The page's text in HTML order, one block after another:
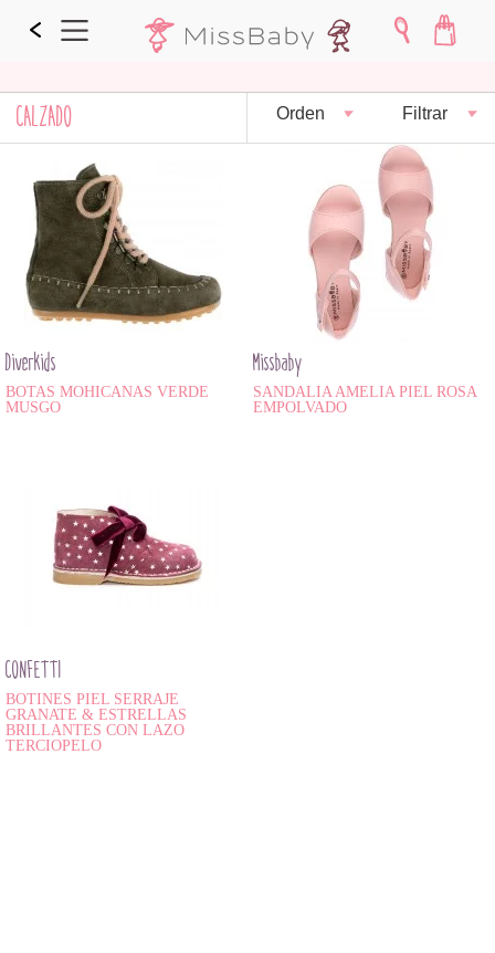
CALZADO Orden Filtrar
Diverkids
BOTAS MOHICANAS VERDE
MUSGO
Missbaby
SANDALIA AMELIA PIEL ROSA
EMPOLVADO
CONFETTI
BOTINES PIEL SERRAJE
GRANATE & ESTRELLAS
BRILLANTES CON LAZO
TERCIOPELO